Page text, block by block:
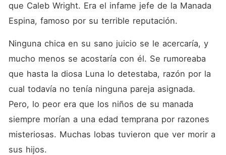
que Caleb Wright. Era el infame jefe de la Manada
Espina, famoso por su terrible reputación.
Ninguna chica en su sano juicio se le acercaría, y
mucho menos se acostaría con él. Se rumoreaba
que hasta la diosa Luna lo detestaba, razón por la
cual todavía no tenía ninguna pareja asignada.
Pero, lo peor era que los niños de su manada
siempre morían a una edad temprana por razones
misteriosas. Muchas lobas tuvieron que ver morir a
sus hijos.